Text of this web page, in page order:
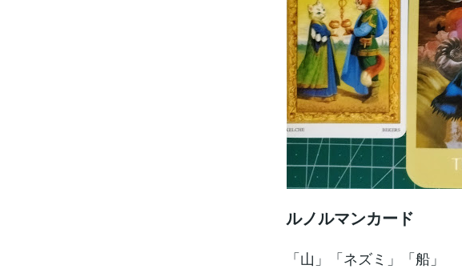
ルノルマンカード
「山」「ネズミ」「船」